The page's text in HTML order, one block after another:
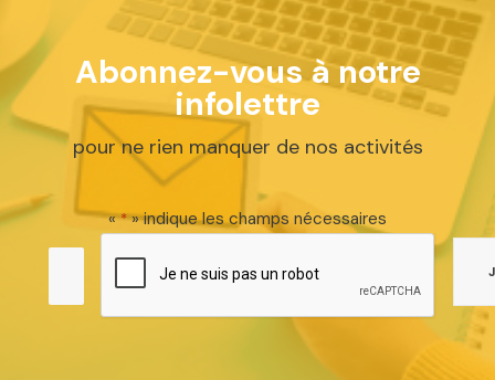
Abonnez-vous à notre
infolettre
pour ne rien manquer de nos activités
«*» indique les champs nécessaires